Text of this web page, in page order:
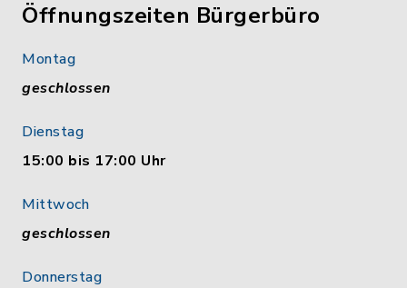
Öffnungszeiten Bürgerbüro
Montag
geschlossen
Dienstag
15:00 bis 17:00 Uhr
Mittwoch
geschlossen
Donnerstag